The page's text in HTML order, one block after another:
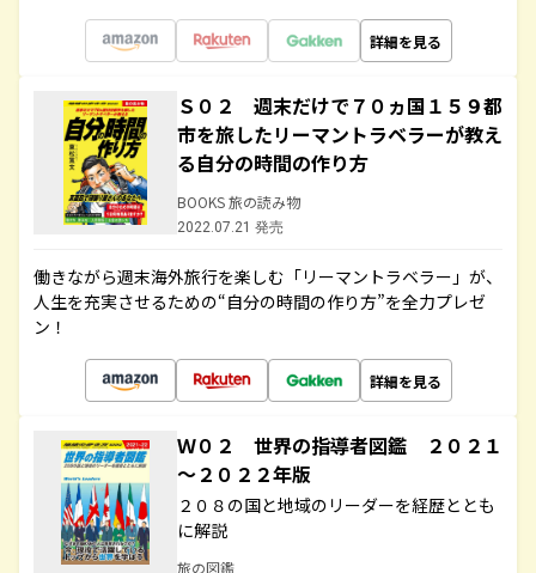
詳細を見る
Ｓ０２ 週末だけで７０ヵ国１５９都
市を旅したリーマントラベラーが教え
る自分の時間の作り方
BOOKS 旅の読み物
2022.07.21 発売
働きながら週末海外旅行を楽しむ「リーマントラベラー」が、
人生を充実させるための“自分の時間の作り方”を全力プレゼ
ン！
詳細を見る
Ｗ０２ 世界の指導者図鑑 ２０２１
～２０２２年版
２０８の国と地域のリーダーを経歴ととも
に解説
旅の図鑑